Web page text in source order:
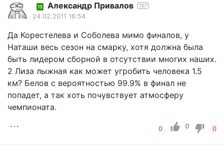
19 Александр Привалов 797
24.02.2011 16:54
Да Корестелева и Соболева мимо финалов, у
Наташи весь сезон на смарку, хотя должна была
быть лидером сборной в отсутствии многих наших.
2 Лиза лыжная как может угробить человека 1.5
км? Белов с вероятностью 99.9% в финал не
попадет, а так хоть почувствует атмосферу
чемпионата.
0 0 0